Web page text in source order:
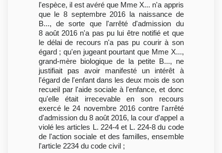
l'espèce, il est avéré que Mme X... n'a appris
que le 8 septembre 2016 la naissance de
B..., de sorte que l'arrêté d'admission du
8 août 2016 n'a pas pu lui être notifié et que
le délai de recours n'a pas pu courir à son
égard ; qu'en jugeant pourtant que Mme X...,
grand-mère biologique de la petite B..., ne
justifiait pas avoir manifesté un intérêt à
l'égard de l'enfant dans les deux mois de son
recueil par l'aide sociale à l'enfance, et donc
qu'elle était irrecevable en son recours
exercé le 24 novembre 2016 contre l'arrêté
d'admission du 8 août 2016, la cour d'appel a
violé les articles L. 224-4 et L. 224-8 du code
de l'action sociale et des familles, ensemble
l'article 2234 du code civil ;